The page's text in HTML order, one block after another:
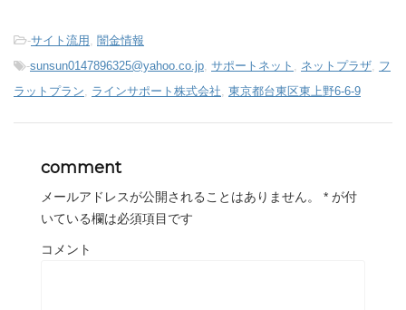
-サイト流用 , 闇金情報
-sunsun0147896325@yahoo.co.jp, サポートネット , ネットプラザ, フ
ラットプラン, ラインサポート株式会社, 東京都台東区東上野6-6-9
comment
メールアドレスが公開されることはありません。 * が付
いている欄は必須項目です
コメント